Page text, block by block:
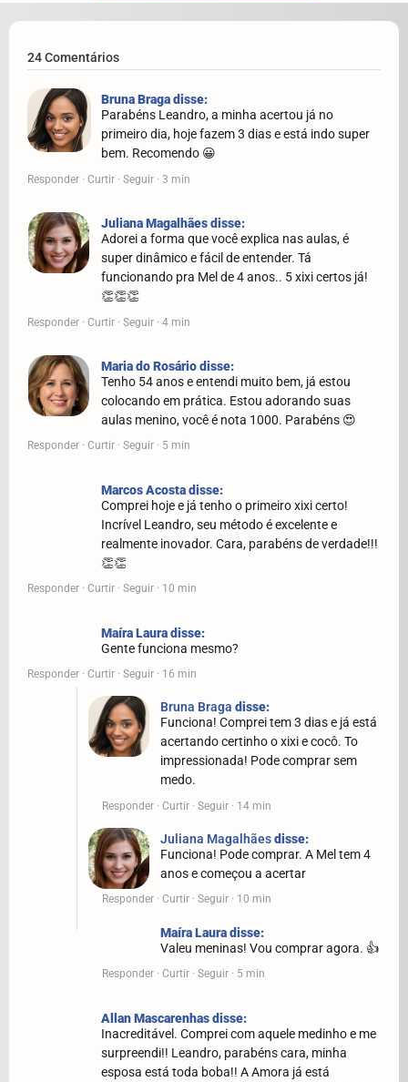
24 Comentários
Bruna Braga disse:
Parabéns Leandro, a minha acertou já no
primeiro dia, hoje fazem 3 dias e está indo super
bem. Recomendo 😀
Responder · Curtir · Seguir · 3 min
Juliana Magalhães disse:
Adorei a forma que você explica nas aulas, é
super dinâmico e fácil de entender. Tá
funcionando pra Mel de 4 anos.. 5 xixi certos já!
👏👏👏
Responder · Curtir · Seguir · 4 min
Maria do Rosário disse:
Tenho 54 anos e entendi muito bem, já estou
colocando em prática. Estou adorando suas
aulas menino, você é nota 1000. Parabéns 😍
Responder · Curtir · Seguir · 5 min
Marcos Acosta disse:
Comprei hoje e já tenho o primeiro xixi certo!
Incrível Leandro, seu método é excelente e
realmente inovador. Cara, parabéns de verdade!!!
👏👏
Responder · Curtir · Seguir · 10 min
Maíra Laura disse:
Gente funciona mesmo?
Responder · Curtir · Seguir · 16 min
Bruna Bragadisse:
Funciona! Comprei tem 3 dias e já está
acertando certinho o xixi e cocô. To
impressionada! Pode comprar sem
medo.
Responder · Curtir · Seguir · 14 min
Juliana Magalhãesdisse:
Funciona! Pode comprar. A Mel tem 4
anos e começou a acertar
Responder · Curtir · Seguir · 10 min
Maíra Laura disse:
Valeu meninas! Vou comprar agora. 👍
Responder · Curtir · Seguir · 5 min
Allan Mascarenhas disse:
Inacreditável. Comprei com aquele medinho e me
surpreendi!! Leandro, parabéns cara, minha
esposa está toda boba!! A Amora já está